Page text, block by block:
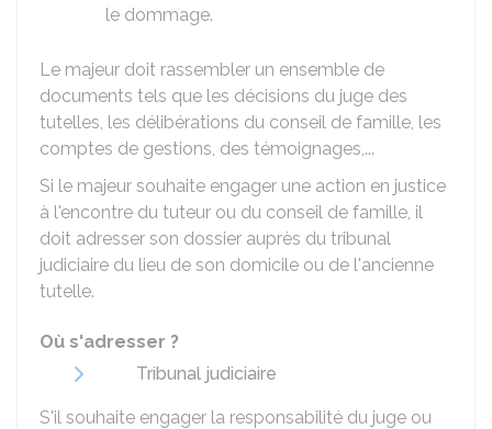
le dommage.
Le majeur doit rassembler un ensemble de
documents tels que les décisions du juge des
tutelles, les délibérations du conseil de famille, les
comptes de gestions, des témoignages,...
Si le majeur souhaite engager une action en justice
à l'encontre du tuteur ou du conseil de famille, il
doit adresser son dossier auprès du tribunal
judiciaire du lieu de son domicile ou de l'ancienne
tutelle.
Où s'adresser ?
Tribunal judiciaire
S'il souhaite engager la responsabilité du juge ou